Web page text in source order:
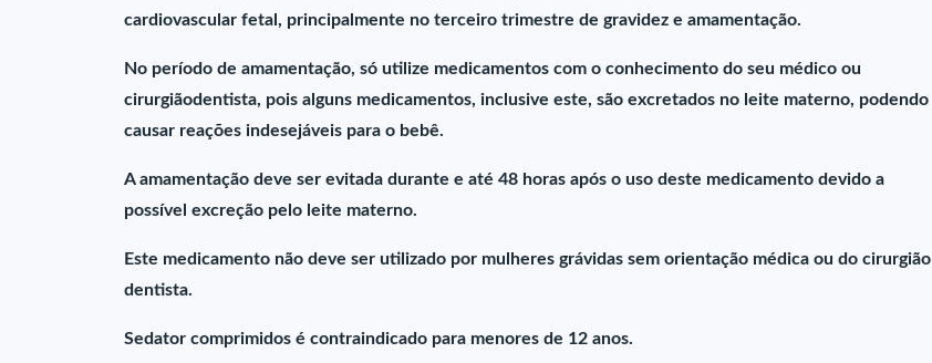
cardiovascular fetal, principalmente no terceiro trimestre de gravidez e amamentação.
No período de amamentação, só utilize medicamentos com o conhecimento do seu médico ou
cirurgiãodentista, pois alguns medicamentos, inclusive este, são excretados no leite materno, podendo
causar reações indesejáveis para o bebê.
A amamentação deve ser evitada durante e até 48 horas após o uso deste medicamento devido a
possível excreção pelo leite materno.
Este medicamento não deve ser utilizado por mulheres grávidas sem orientação médica ou do cirurgião
dentista.
Sedator comprimidos é contraindicado para menores de 12 anos.